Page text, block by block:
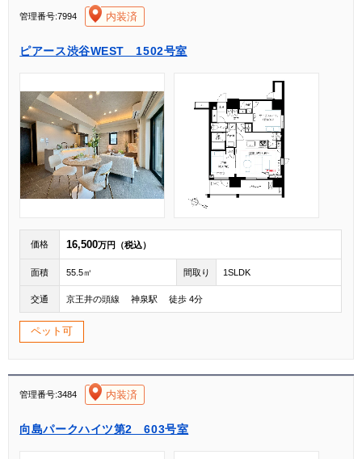
管理番号:7994 内装済
ピアース渋谷WEST 1502号室
価格 16,500万円（税込）
面積 55.5㎡ 間取り 1SLDK
交通 京王井の頭線 神泉駅 徒歩 4分
ペット可
[004]
管理番号:3484 内装済
向島パークハイツ第2 603号室
[004]